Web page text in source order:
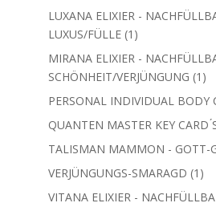
LUXANA ELIXIER -
LUXUS/FÜLLE 1 1
Produkt
MIRANA ELIXIER -
SCHÖNHEIT/VERJÜNGUNG 1 1
PERSONAL INDIVIDUAL BODY
QUANTEN MASTER KEY CARD
TALISMAN MAMMON - GOTT-
VERJÜNGUNGS-SMARAGD 1 1
VITANA ELIXIER -